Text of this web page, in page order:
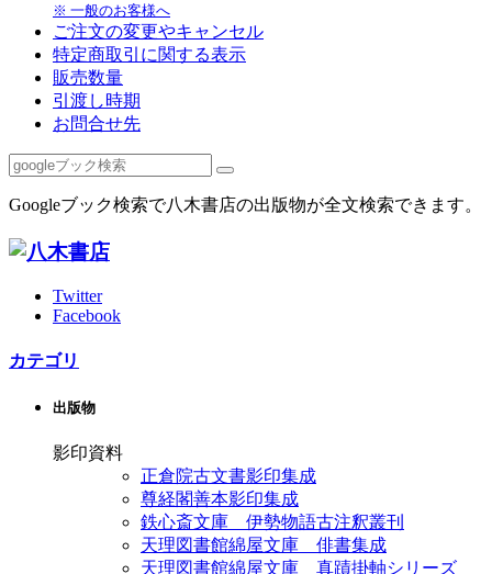
※ 一般のお客様へ
ご注文の変更やキャンセル
特定商取引に関する表示
販売数量
引渡し時期
お問合せ先
Googleブック検索で八木書店の出版物が全文検索できます。
Twitter
Facebook
カテゴリ
出版物
影印資料
正倉院古文書影印集成
尊経閣善本影印集成
鉄心斎文庫 伊勢物語古注釈叢刊
天理図書館綿屋文庫 俳書集成
天理図書館綿屋文庫 真蹟掛軸シリーズ